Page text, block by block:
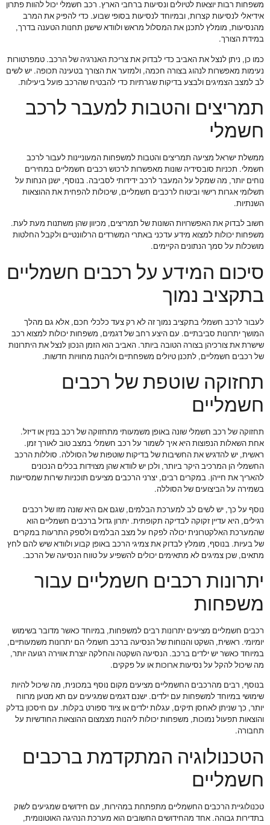
משפחות רבות יוצאות לטיולים ונסיעות ברחבי הארץ. רכב חשמלי יכול להוות פתרון
אידיאלי לנסיעות קצרות, ובמיוחד לנסיעות בסופי שבוע. כדי להפיק את המרב
מהנסיעות, מומלץ לתכנן את המסלול מראש ולוודא שישנן תחנות הטענה בדרך,
במידת הצורך.
כמו כן, ניתן לנצל את האביב כדי לבדוק את צריכת האנרגיה של הרכב. טמפרטורות
נעימות מאפשרות לנהוג בצורה חכמה, ולמזער את הצורך בטעינה תכופה. יש לשים
לב למצב הצמיגים ולבצע בדיקות שגרתיות כדי להבטיח שהרכב פועל ביעילות.
תמריצים והטבות למעבר לרכב
חשמלי
ממשלת ישראל מציעה תמריצים והטבות למשפחות המעוניינות לעבור לרכב
חשמלי. תכניות סובסידיה שונות מאפשרות לרכוש רכבים חשמליים במחירים
נוחים יותר, מה שמקל על המעבר לרכב ידידותי לסביבה. בנוסף, ישנן הנחות על
תשלומי אגרות רישוי וביטוח לרכבים חשמליים, שיכולות להפחית את ההוצאות
השנתיות.
חשוב לבדוק את האפשרויות השונות של תמריצים, מכיוון שהן משתנות מעת לעת.
משפחות יכולות למצוא מידע עדכני באתרי המשרדים הרלוונטיים ולקבל החלטות
מושכלות על סמך הנתונים הקיימים.
סיכום המידע על רכבים חשמליים
בתקציב נמוך
לעבור לרכב חשמלי בתקציב נמוך זה לא רק צעד כלכלי חכם, אלא גם מהלך
המושך יתרונות סביבתיים. עם היצע רחב של דגמים, משפחות יכולות למצוא רכב
שישרת את צורכיהן בצורה הטובה ביותר. האביב הוא הזמן הנכון לנצל את היתרונות
של רכבים חשמליים, לתכנן טיולים משפחתיים וליהנות מחוויות חדשות.
תחזוקה שוטפת של רכבים
חשמליים
תחזוקה של רכב חשמלי שונה באופן משמעותי מתחזוקה של רכב בנזין או דיזל.
אחת השאלות הנפוצות היא איך לשמור על רכב חשמלי במצב טוב לאורך זמן.
ראשית, יש להדגיש את החשיבות של בדיקות שוטפות של הסוללה. סוללות הרכב
החשמלי הן המרכיב היקר ביותר, ולכן יש לוודא שהן מצוידות בכלים הנכונים
להאריך את חייהן. במקרים רבים, יצרני הרכבים מציעים תוכניות שירות שמסייעות
בשמירה על הביצועים של הסוללה.
נוסף על כך, יש לשים לב למערכת הבלמים, שגם אם היא שונה מזו של רכבים
רגילים, היא עדיין זקוקה לבדיקה תקופתית. יתרון גדול ברכבים חשמליים הוא
שהמערכת האלקטרונית יכולה לפקח על מצב הבלמים ולספק התרעות במקרים
של בעיות. בנוסף, מומלץ לבדוק את צמיגי הרכב באופן קבוע ולוודא שיש להם לחץ
מתאים, שכן צמיגים לא מתאימים יכולים להשפיע על טווח הנסיעה של הרכב.
יתרונות רכבים חשמליים עבור
משפחות
רכבים חשמליים מציעים יתרונות רבים למשפחות, במיוחד כאשר מדובר בשימוש
יומיומי. ראשית, השקט והנוחות של הנסיעה ברכב חשמלי הם יתרונות משמעותיים,
במיוחד כאשר יש ילדים ברכב. הנסיעה השקטה והחלקה יוצרת אווירה רגועה יותר,
מה שיכול להקל על נסיעות ארוכות או על פקקים.
בנוסף, רבים מהרכבים החשמליים מציעים מקום נוסף במכונית, מה שיכול להיות
שימושי במיוחד למשפחות עם ילדים. ישנם דגמים שמגיעים עם תא מטען מרווח
יותר, כך שניתן לאחסן תיקים, עגלות ילדים או ציוד ספורט בקלות. עם חיסכון בדלק
והוצאות תפעול נמוכות, משפחות יכולות ליהנות מצמצום ההוצאות החודשיות על
תחבורה.
הטכנולוגיה המתקדמת ברכבים
חשמליים
טכנולוגיית הרכבים החשמליים מתפתחת במהירות, עם חידושים שמגיעים לשוק
בתדירות גבוהה. אחד מהחידושים החשובים הוא מערכת הנהיגה האוטונומית,